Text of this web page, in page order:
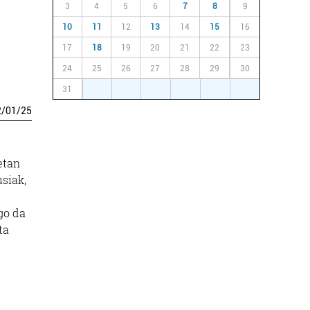
/01/25
da
3 4 5 6 7 8 9
10 11 12 13 14 15 16
17 18 19 20 21 22 23
24 25 26 27 28 29 30
31